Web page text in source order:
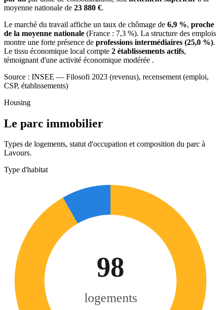
moyenne nationale de 23 880 €.
Le marché du travail affiche un taux de chômage de 6,9 %, proche
de la moyenne nationale (France : 7,3 %). La structure des emplois
montre une forte présence de professions intermédiaires (25,0 %).
Le tissu économique local compte 2 établissements actifs,
témoignant d'une activité économique modérée .
Source : INSEE — Filosofi 2023 (revenus), recensement (emploi,
CSP, établissements)
Housing
Le parc immobilier
Types de logements, statut d'occupation et composition du parc à
Lavours.
Type d'habitat
98
logements